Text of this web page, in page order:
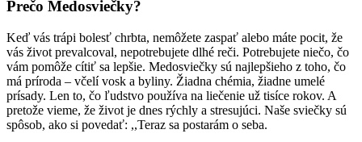
Prečo Medosviečky?
Keď vás trápi bolesť chrbta, nemôžete zaspať alebo máte pocit, že
vás život prevalcoval, nepotrebujete dlhé reči. Potrebujete niečo, čo
vám pomôže cítiť sa lepšie. Medosviečky sú najlepšieho z toho, čo
má príroda – včelí vosk a byliny. Žiadna chémia, žiadne umelé
prísady. Len to, čo ľudstvo používa na liečenie už tisíce rokov. A
pretože vieme, že život je dnes rýchly a stresujúci. Naše sviečky sú
spôsob, ako si povedať: ,,Teraz sa postarám o seba.